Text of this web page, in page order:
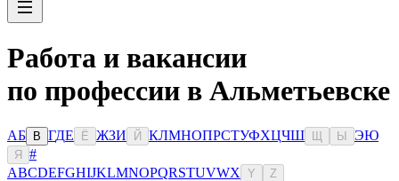
Работа и вакансии
по профессии в Альметьевске
АБ В ГДЕ Ё ЖЗИ Й КЛМНОПРСТУФХЦЧШ Ы ЭЮ
Я
#
ABCDEFGHIJKLMNOPQRSTUVWX Y Z